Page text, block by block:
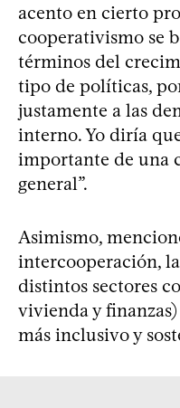
acento en cierto
cooperativismo se
términos del
tipo de políticas,
justamente a las
interno. Yo diría
importante de una
general”.
Asimismo,
intercooperación,
distintos sectores
vivienda y
más inclusivo y